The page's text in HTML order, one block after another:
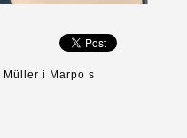
i Marpo s